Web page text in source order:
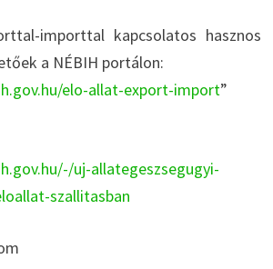
importtal kapcsolatos hasznos
a NÉBIH portálon:
elo-allat-export-import”
uj-allategeszsegugyi-
szallitasban